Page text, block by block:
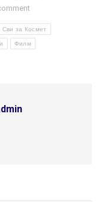
Сви за Космет
Филм